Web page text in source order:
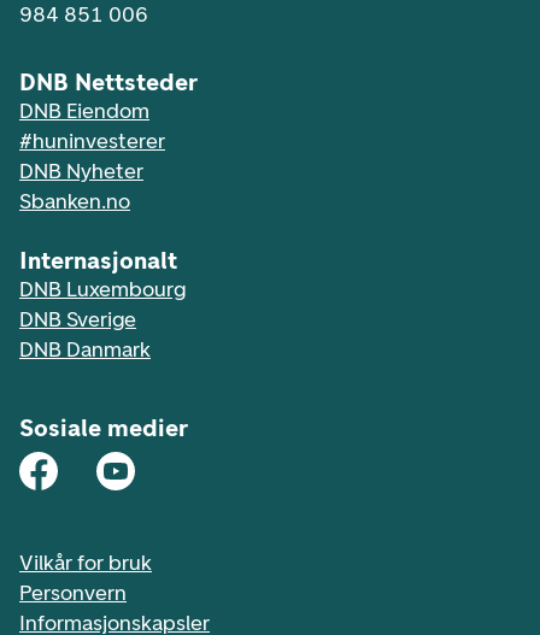
984 851 006
DNB Nettsteder
DNB Eiendom
#huninvesterer
DNB Nyheter
Sbanken.no
Internasjonalt
DNB Luxembourg
DNB Sverige
DNB Danmark
Sosiale medier
Vilkår for bruk
Personvern
Informasjonskapsler